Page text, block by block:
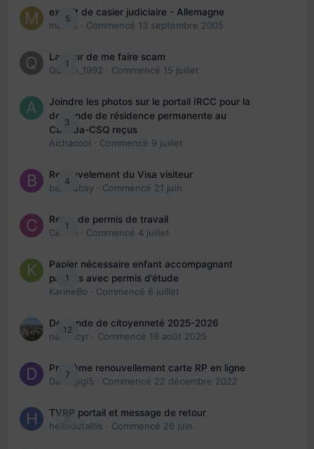
5
extrait de casier judiciaire - Allemagne
maries · Commencé 13 septembre 2005
1
La peur de me faire scam
Queen_1992 · Commencé 15 juillet
3
Joindre les photos sur le portail IRCC pour la
demande de résidence permanente au
Canada-CSQ reçus
Aichacool · Commencé 9 juillet
4
Renouvelement du Visa visiteur
babibubsy · Commencé 21 juin
1
Refus de permis de travail
Cedbri · Commencé 4 juillet
1
Papier nécessaire enfant accompagnant
parents avec permis d’étude
KarineBo · Commencé 8 juillet
12
Demande de citoyenneté 2025-2026
nanancyr · Commencé 18 août 2025
7
Problème renouvellement carte RP en ligne
Davidgigi5 · Commencé 22 décembre 2022
0
TVRP portail et message de retour
hellodutaillis · Commencé 26 juin